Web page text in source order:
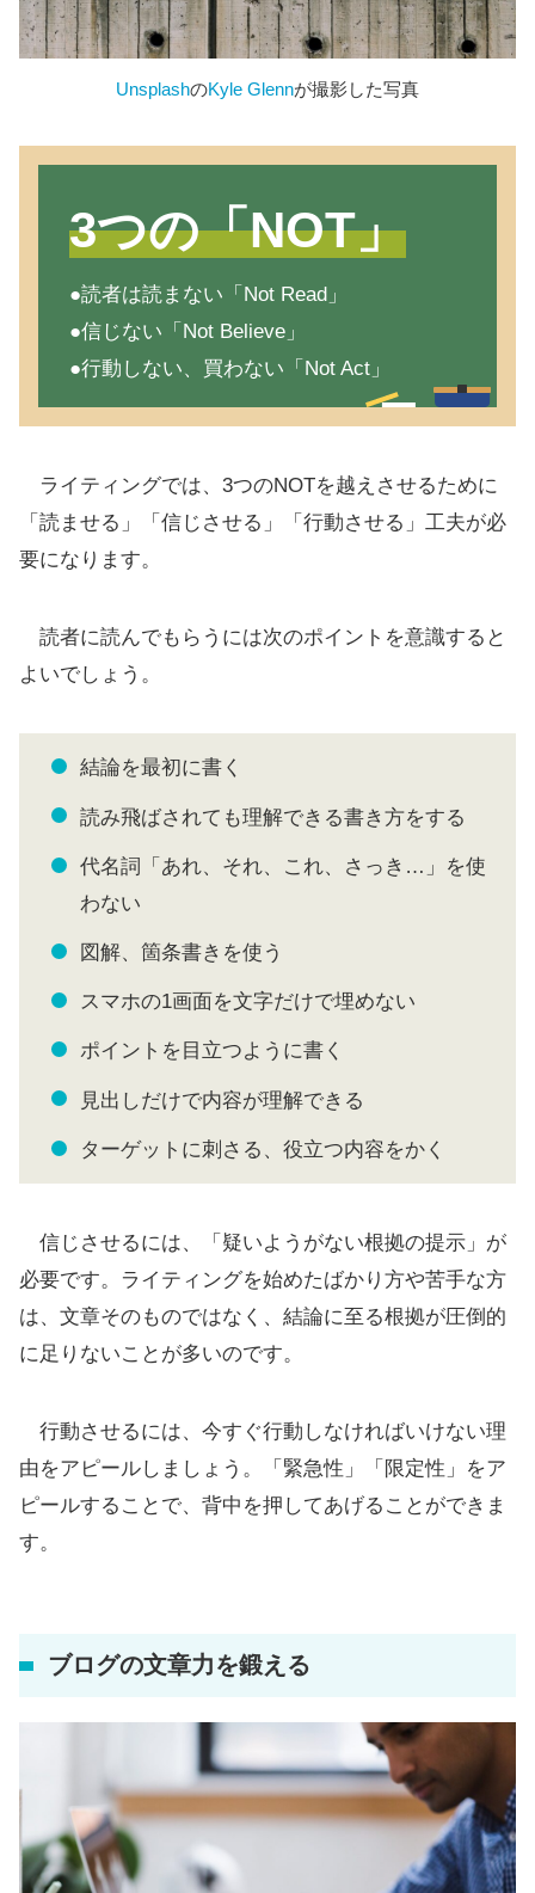
UnsplashのKyle Glennが撮影した写真
3つの「NOT」
●読者は読まない「Not Read」
●信じない「Not Believe」
●行動しない、買わない「Not Act」
ライティングでは、3つのNOTを越えさせるために
「読ませる」「信じさせる」「行動させる」工夫が必
要になります。
読者に読んでもらうには次のポイントを意識すると
よいでしょう。
結論を最初に書く
読み飛ばされても理解できる書き方をする
代名詞「あれ、それ、これ、さっき…」を使
わない
図解、箇条書きを使う
スマホの1画面を文字だけで埋めない
ポイントを目立つように書く
見出しだけで内容が理解できる
ターゲットに刺さる、役立つ内容をかく
信じさせるには、「疑いようがない根拠の提示」が
必要です。ライティングを始めたばかり方や苦手な方
は、文章そのものではなく、結論に至る根拠が圧倒的
に足りないことが多いのです。
行動させるには、今すぐ行動しなければいけない理
由をアピールしましょう。「緊急性」「限定性」をア
ピールすることで、背中を押してあげることができま
す。
ブログの文章力を鍛える